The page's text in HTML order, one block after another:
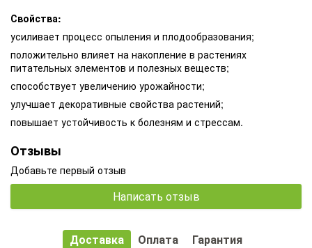
Свойства:
усиливает процесс опыления и плодообразования;
положительно влияет на накопление в растениях
питательных элементов и полезных веществ;
способствует увеличению урожайности;
улучшает декоративные свойства растений;
повышает устойчивость к болезням и стрессам.
Отзывы
Добавьте первый отзыв
Написать отзыв
Доставка Оплата Гарантия